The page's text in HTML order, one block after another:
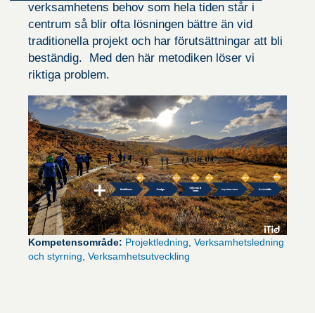
verksamhetens behov som hela tiden står i
centrum så blir ofta lösningen bättre än vid
traditionella projekt och har förutsättningar att bli
beständig. Med den här metodiken löser vi
riktiga problem.
Kompetensområde: Projektledning, Verksamhetsledning
och styrning, Verksamhetsutveckling